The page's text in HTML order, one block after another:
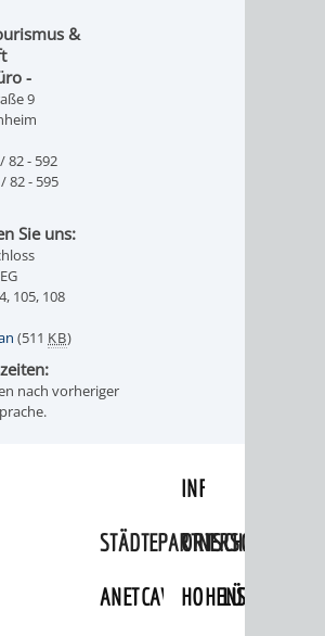
STÄDTEPARTNERSCHAFTEN
ANETCAVAILLON
ORTSCHAFTEN
HOHENSACHSEN
&
-
9
82 - 592
82 - 595
Sie uns:
105, 108
(511 KB)
nach vorheriger